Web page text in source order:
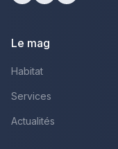
Le mag
Habitat
Services
Actualités